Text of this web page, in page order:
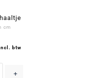
cm
btw
+